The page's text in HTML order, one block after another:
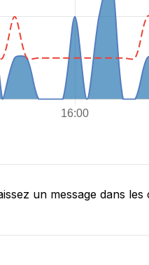
un message dans les